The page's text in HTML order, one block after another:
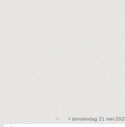
• donderdag 21 mei